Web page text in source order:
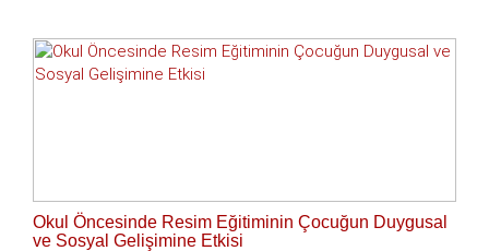
Okul Öncesinde Resim Eğitiminin Çocuğun Duygusal
ve Sosyal Gelişimine Etkisi